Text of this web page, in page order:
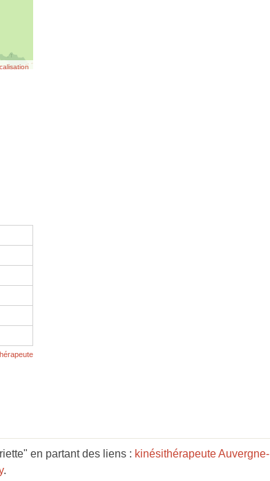
en partant des liens : kinésithérapeute Auvergne-
.